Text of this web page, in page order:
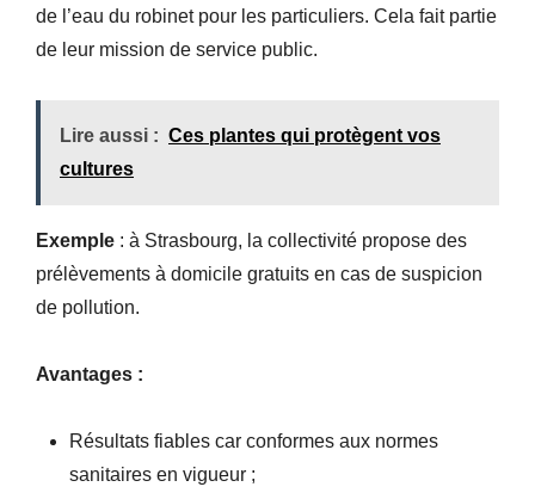
de l’eau du robinet pour les particuliers. Cela fait partie
de leur mission de service public.
Lire aussi : Ces plantes qui protègent vos
cultures
Exemple : à Strasbourg, la collectivité propose des
prélèvements à domicile gratuits en cas de suspicion
de pollution.
Avantages :
Résultats fiables car conformes aux normes
sanitaires en vigueur ;